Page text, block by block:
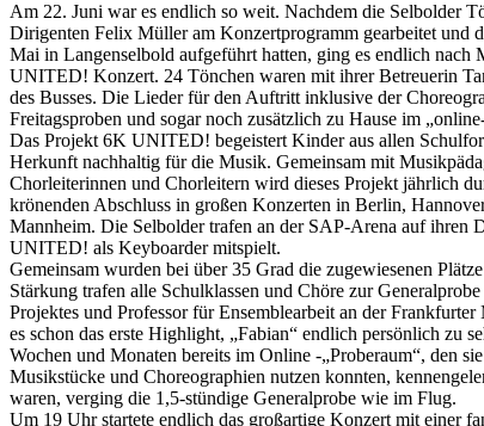
Am 22. Juni war es endlich so weit. Nachdem die Selbolder
Dirigenten Felix Müller am Konzertprogramm gearbeitet und
Mai in Langenselbold aufgeführt hatten, ging es endlich nach
UNITED! Konzert. 24 Tönchen waren mit ihrer Betreuerin
des Busses. Die Lieder für den Auftritt inklusive der
Freitagsproben und sogar noch zusätzlich zu Hause im
Das Projekt 6K UNITED! begeistert Kinder aus allen
Herkunft nachhaltig für die Musik. Gemeinsam mit
Chorleiterinnen und Chorleitern wird dieses Projekt jährlich
krönenden Abschluss in großen Konzerten in Berlin,
Mannheim. Die Selbolder trafen an der SAP-Arena auf ihren
UNITED! als Keyboarder mitspielt.
Gemeinsam wurden bei über 35 Grad die zugewiesenen
Stärkung trafen alle Schulklassen und Chöre zur
Projektes und Professor für Ensemblearbeit an der
es schon das erste Highlight, „Fabian“ endlich persönlich zu
Wochen und Monaten bereits im Online -„Proberaum“, den
Musikstücke und Choreographien nutzen konnten,
waren, verging die 1,5-stündige Generalprobe wie im Flug.
Um 19 Uhr startete endlich das großartige Konzert mit einer